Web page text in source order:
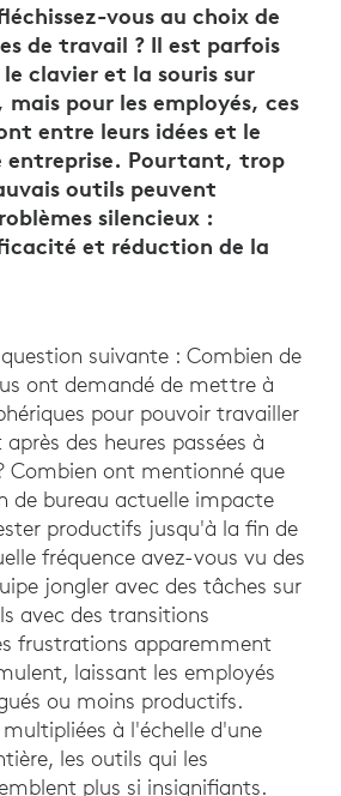
vous au choix de
de travail ? Il est parfois
clavier et la souris sur
pour les employés, ces
entre leurs idées et le
entreprise. Pourtant, trop
outils peuvent
silencieux :
et réduction de la
suivante : Combien de
ont demandé de mettre à
pour pouvoir travailler
des heures passées à
Combien ont mentionné que
de bureau actuelle impacte
productifs jusqu'à la fin de
fréquence avez-vous vu des
jongler avec des tâches sur
avec des transitions
frustrations apparemment
laissant les employés
ou moins productifs.
à l'échelle d'une
les outils qui les
plus si insignifiants.